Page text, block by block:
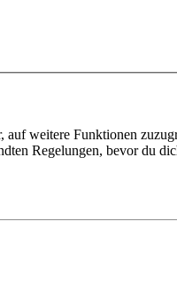
auf weitere Funktionen
Regelungen, bevor du